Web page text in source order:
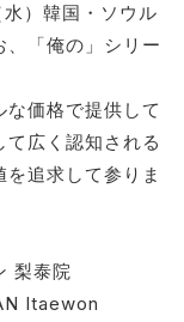
）韓国・ソウル
、「俺の」シリー
価格で提供して
広く認知される
追求して参りま
梨泰院